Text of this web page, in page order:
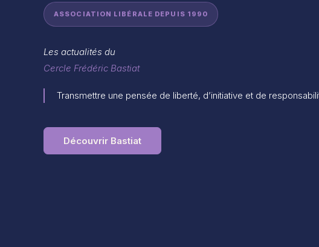
ASSOCIATION LIBÉRALE DEPUIS 1990
Les actualités du
Cercle Frédéric Bastiat
Transmettre une pensée de liberté, d’initiative et de
Découvrir Bastiat